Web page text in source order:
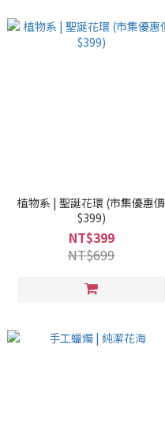
植物系 | 聖誕花環 (市集優惠價
$399)
NT$399
NT$699